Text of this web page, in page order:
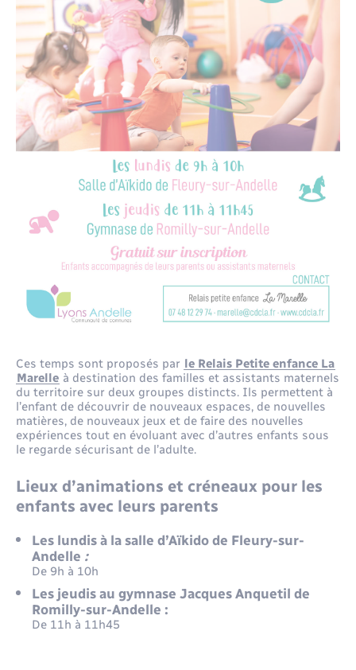
Santé - Social
Rénovation de l’habitat
Séniors
Urbanisme
Ces temps sont proposés par le Relais Petite enfance La
Marelle à destination des familles et assistants maternels
du territoire sur deux groupes distincts. Ils permettent à
l’enfant de découvrir de nouveaux espaces, de nouvelles
matières, de nouveaux jeux et de faire des nouvelles
expériences tout en évoluant avec d’autres enfants sous
le regarde sécurisant de l’adulte.
Lieux d’animations et créneaux pour les
enfants avec leurs parents
Les lundis à la salle d’Aïkido de Fleury-sur-
Andelle :
De 9h à 10h
Les jeudis au gymnase Jacques Anquetil de
Romilly-sur-Andelle :
De 11h à 11h45